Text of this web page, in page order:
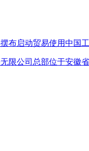
布启动贸易使用中国
限公司总部位于安徽